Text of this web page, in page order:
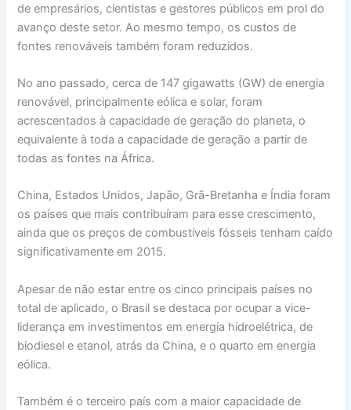
de empresários, cientistas e gestores públicos em prol do
avanço deste setor. Ao mesmo tempo, os custos de
fontes renováveis também foram reduzidos.
No ano passado, cerca de 147 gigawatts (GW) de energia
renovável, principalmente eólica e solar, foram
acrescentados à capacidade de geração do planeta, o
equivalente à toda a capacidade de geração a partir de
todas as fontes na África.
China, Estados Unidos, Japão, Grã-Bretanha e Índia foram
os países que mais contribuíram para esse crescimento,
ainda que os preços de combustíveis fósseis tenham caído
significativamente em 2015.
Apesar de não estar entre os cinco principais países no
total de aplicado, o Brasil se destaca por ocupar a vice-
liderança em investimentos em energia hidroelétrica, de
biodiesel e etanol, atrás da China, e o quarto em energia
eólica.
Também é o terceiro país com a maior capacidade de